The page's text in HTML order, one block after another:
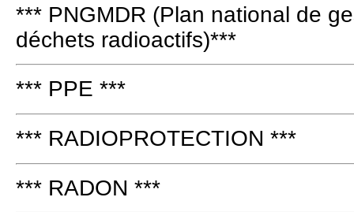
*** PNGMDR (Plan national de
déchets radioactifs)***
*** PPE ***
*** RADIOPROTECTION ***
*** RADON ***